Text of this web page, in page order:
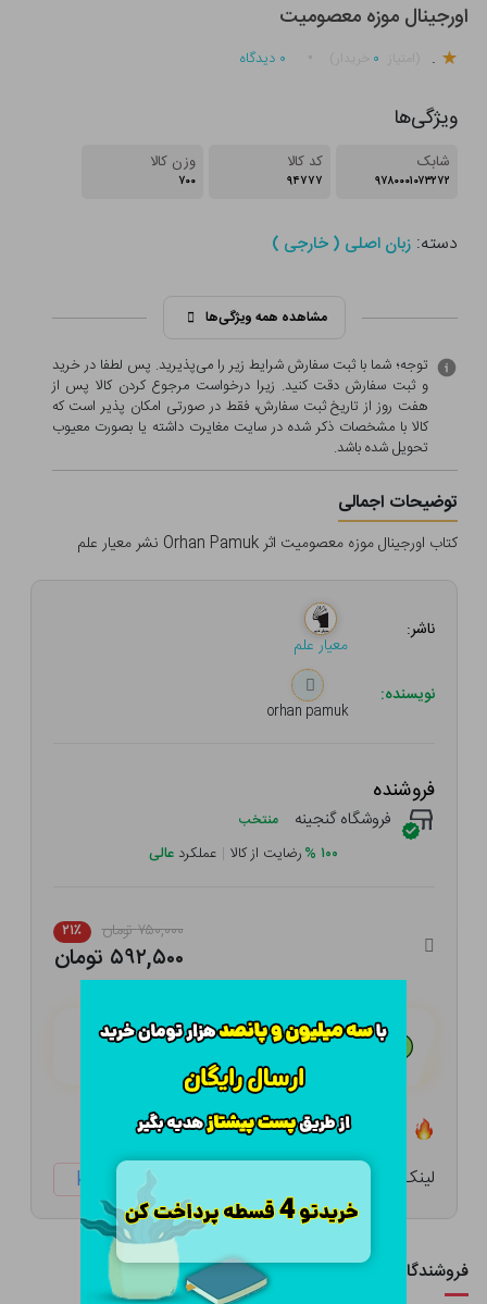
اورجینال موزه معصومیت
. ۰ ۰ دیدگاه
ویژگی‌ها
شابک
۹۷۸۰۰۰۱۰۷۳۲۷۲
کد کالا
۹۴۷۷۷
وزن کالا
۷۰۰
دسته:زبان اصلی ( خارجی )
مشاهده همه ویژگی‌ها
توجه؛ شما با ثبت سفارش شرایط زیر را می‌پذیرید. پس لطفا در خرید
و ثبت سفارش دقت کنید. زیرا درخواست مرجوع کردن کالا پس از
هفت روز از تاریخ ثبت سفارش، فقط در صورتی امکان پذیر است که
کالا با مشخصات ذکر شده در سایت مغایرت داشته یا بصورت معيوب
تحویل شده باشد.
توضیحات اجمالی
کتاب اورجینال موزه معصومیت اثر Orhan Pamuk نشر معیار علم
ناشر:
معیار علم
نویسنده:
orhan pamuk
فروشنده
فروشگاه گنجینه منتخب
۱۰۰ %رضایت از کالا | عملکرد عالی
۷۵۰,۰۰۰ تومان ۲۱٪
۵۹۲,۵۰۰ تومان
هـر قسط با تــرب‌پــی:۱۴۸,۱۲۵ تومان
لینک کوتاه: ketabtala.com/sbp-33152
فروشندگان این کالا